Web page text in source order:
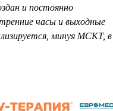
и постоянно
часы и выходные
минуя МСКТ, в